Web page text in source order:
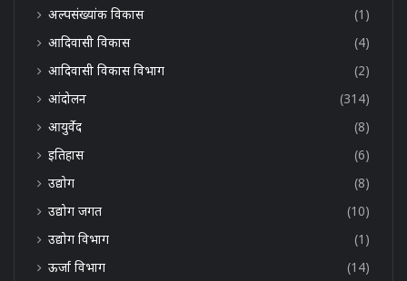
अल्पसंख्यांक विकास
(1)
आदिवासी विकास
(4)
आदिवासी विकास विभाग
(2)
आंदोलन
(314)
आयुर्वेद
(8)
इतिहास
(6)
उद्योग
(8)
उद्योग जगत
(10)
उद्योग विभाग
(1)
ऊर्जा विभाग
(14)